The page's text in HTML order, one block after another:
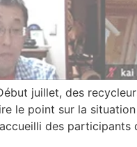
juillet, des
le point sur la
accueilli des